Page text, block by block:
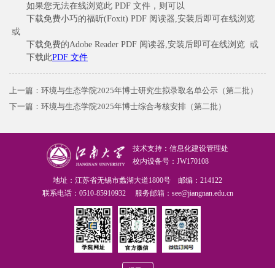
如果您无法在线浏览此 PDF 文件，则可以
下载免费小巧的福昕(Foxit) PDF 阅读器,安装后即可在线浏览
或
下载免费的Adobe Reader PDF 阅读器,安装后即可在线浏览 或
下载此PDF 文件
上一篇： 环境与生态学院2025年博士研究生拟录取名单公示（第二批）
下一篇： 环境与生态学院2025年博士综合考核安排（第二批）
技术支持：信息化建设管理处
校内设备号：JW170108
地址：江苏省无锡市蠡湖大道1800号 邮编：214122
联系电话：0510-85910932 服务邮箱：see@jiangnan.edu.cn